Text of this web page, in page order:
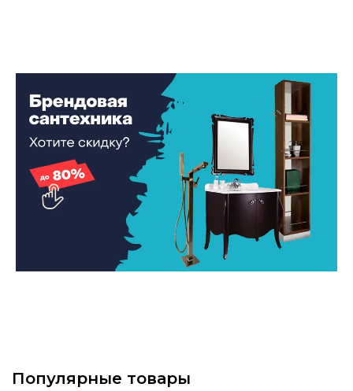
Популярные товары